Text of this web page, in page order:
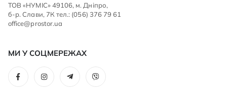
ТОВ «НУМІС» 49106, м. Дніпро,
б-р. Слави, 7К тел.: (056) 376 79 61
office@prostor.ua
МИ У СОЦМЕРЕЖАХ